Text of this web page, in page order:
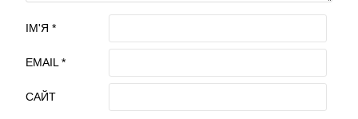
ІМ'Я *
EMAIL *
САЙТ